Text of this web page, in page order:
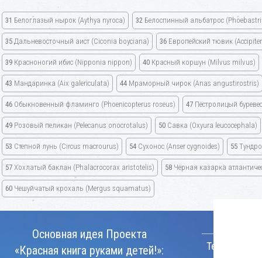
31 Белоглазый нырок (Aythya nyroca) 32 Белоспинный альбатрос
35 Дальневосточный аист (Ciconia boyciana) 36 Европейский тювик
39 Красноногий ибис (Nipponia nippon) 40 Красный коршун (Milvus milvus)
43 Мандаринка (Aix galericulata) 44 Мраморный чирок (Anas angustirostris)
46 Обыкновенный фламинго (Phoenicopterus roseus) 47 Пёстролицый
49 Розовый пеликан (Pelecanus onocrotalus) 50 Савка (Oxyura leucocephala)
53 Степной лунь (Circus macrourus) 54 Сухонос (Anser cygnoides) 55
57 Хохлатый баклан (Phalacrocorax aristotelis) 58 Чёрная казарка
60 Чешуйчатый крохаль (Mergus squamatus)
Основная идея Проекта
«Красная книга руками детей!»:
Телефон: